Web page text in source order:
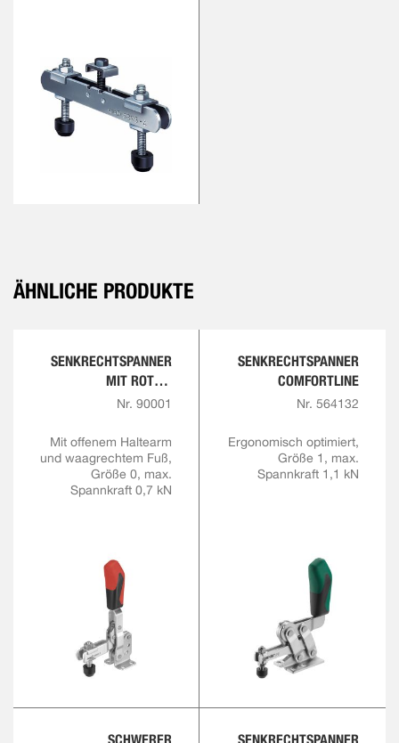
ÄHNLICHE PRODUKTE
SENKRECHTSPANNER
MIT ROTEM
HANDGRIFF
Nr. 90001
Mit offenem Haltearm
und waagrechtem Fuß,
Größe 0, max.
Spannkraft 0,7 kN
SENKRECHTSPANNER
COMFORTLINE
Nr. 564132
Ergonomisch optimiert,
Größe 1, max.
Spannkraft 1,1 kN